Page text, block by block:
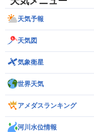
天気予報
天気図
気象衛星
世界天気
アメダスランキング
河川水位情報